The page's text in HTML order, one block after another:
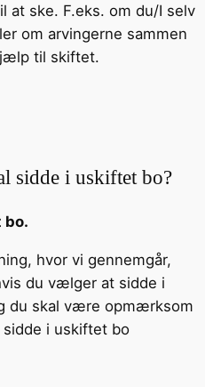
at ske. F.eks. om du/I selv
om arvingerne sammen
til skiftet.
sidde i uskiftet bo?
bo.
hvor vi gennemgår,
du vælger at sidde i
du skal være opmærksom
sidde i uskiftet bo